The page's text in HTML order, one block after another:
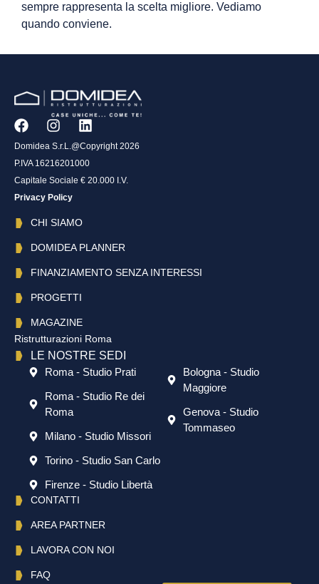
sempre rappresenta la scelta migliore. Vediamo
quando conviene.
Domidea S.r.L.@Copyright 2026
P.IVA 16216201000
Capitale Sociale € 20.000 I.V.
Privacy Policy
CHI SIAMO
DOMIDEA PLANNER
FINANZIAMENTO SENZA INTERESSI
PROGETTI
MAGAZINE
Ristrutturazioni Roma
LE NOSTRE SEDI
Roma - Studio Prati
Roma - Studio Re dei
Roma
Milano - Studio Missori
Torino - Studio San Carlo
Firenze - Studio Libertà
Bologna - Studio
Maggiore
Genova - Studio
Tommaseo
CONTATTI
AREA PARTNER
LAVORA CON NOI
FAQ